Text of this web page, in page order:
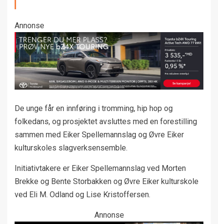
Annonse
De unge får en innføring i tromming, hip hop og
folkedans, og prosjektet avsluttes med en forestilling
sammen med Eiker Spellemannslag og Øvre Eiker
kulturskoles slagverksensemble.
Initiativtakere er Eiker Spellemannslag ved Morten
Brekke og Bente Storbakken og Øvre Eiker kulturskole
ved Eli M. Odland og Lise Kristoffersen.
Annonse